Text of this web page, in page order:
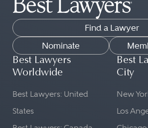
Find a Lawyer
Nominate
Best Lawyers
Worldwide
Best Lawyers: United
States
Best
City
New
Los